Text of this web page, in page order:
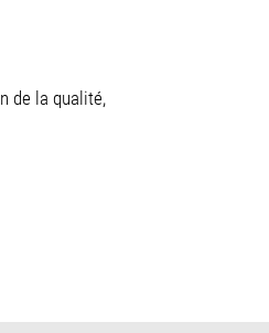
de la qualité,